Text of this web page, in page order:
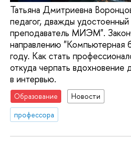
Татьяна Дмитриевна
педагог, дважды
преподаватель МИЭМ".
направлению "Компьютерная
году. Как стать
откуда черпать вдохновение
в интервью.
Образование
Новости
профессора